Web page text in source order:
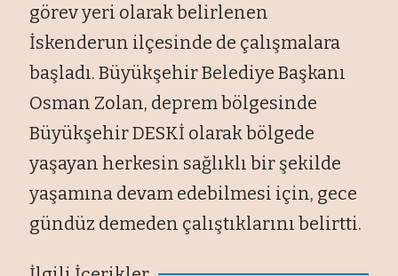
görev yeri olarak belirlenen
İskenderun ilçesinde de çalışmalara
başladı. Büyükşehir Belediye Başkanı
Osman Zolan, deprem bölgesinde
Büyükşehir DESKİ olarak bölgede
yaşayan herkesin sağlıklı bir şekilde
yaşamına devam edebilmesi için, gece
gündüz demeden çalıştıklarını belirtti.